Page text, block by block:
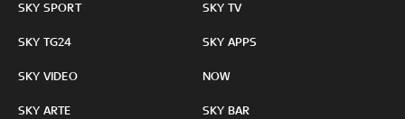
SKY SPORT
SKY TG24
SKY VIDEO
SKY ARTE
SKY TV
SKY APPS
NOW
SKY BAR